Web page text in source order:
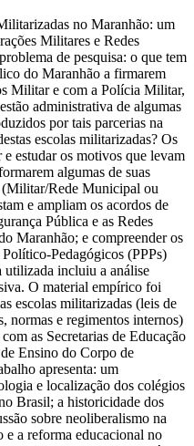
no Maranhão: um
Militares e Redes
de pesquisa: o que tem
do Maranhão a firmarem
Militar e com a Polícia Militar,
administrativa de algumas
por tais parcerias na
escolas militarizadas? Os
estudar os motivos que levam
algumas de suas
(Militar/Rede Municipal ou
e ampliam os acordos de
Pública e as Redes
Maranhão; e compreender os
Pedagógicos (PPPs)
utilizada incluiu a análise
O material empírico foi
escolas militarizadas (leis de
normas e regimentos internos)
as Secretarias de Educação
Ensino do Corpo de
apresenta: um
e localização dos colégios
Brasil; a historicidade dos
sobre neoliberalismo na
e a reforma educacional no